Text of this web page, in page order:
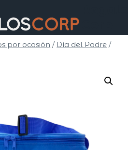
por ocasión / Día del Padre /